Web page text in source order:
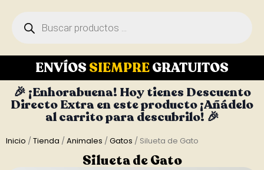
ENVÍOS SIEMPREGRATUITOS
🎉 ¡Enhorabuena! Hoy tienes Descuento
Directo Extra en este producto ¡Añádelo
al carrito para descubrilo! 🎉
Inicio /Tienda /Animales /Gatos / Silueta de Gato
Silueta de Gato